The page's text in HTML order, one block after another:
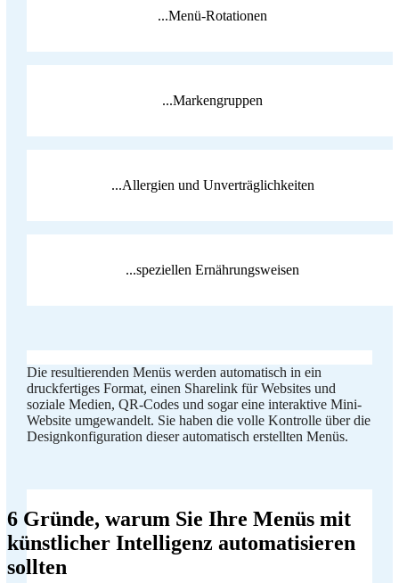
...Menü-Rotationen
...Markengruppen
...Allergien und Unverträglichkeiten
...speziellen Ernährungsweisen
Die resultierenden Menüs werden automatisch in ein
druckfertiges Format, einen Sharelink für Websites und
soziale Medien, QR-Codes und sogar eine interaktive Mini-
Website umgewandelt. Sie haben die volle Kontrolle über die
Designkonfiguration dieser automatisch erstellten Menüs.
6 Gründe, warum Sie Ihre Menüs mit
künstlicher Intelligenz automatisieren
sollten